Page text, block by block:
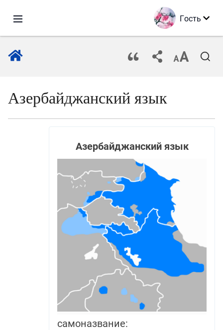
Гость
Азербайджанский язык
Азербайджанский язык
самоназвание: